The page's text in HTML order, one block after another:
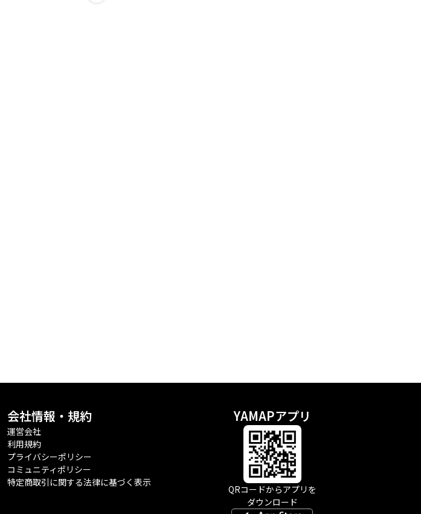
会社情報・規約
運営会社
利用規約
プライバシーポリシー
コミュニティポリシー
特定商取引に関する法律に基づく表示
YAMAPアプリ
QRコードからアプリを
ダウンロード